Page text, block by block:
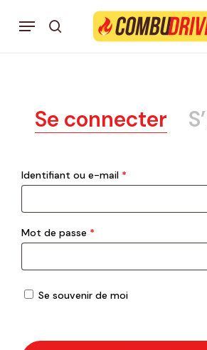
search
Menu
Mon panier
Se connecter
Identifiant ou e-mail *Obligatoire
Mot de passe *Obligatoire
Se souvenir de moi